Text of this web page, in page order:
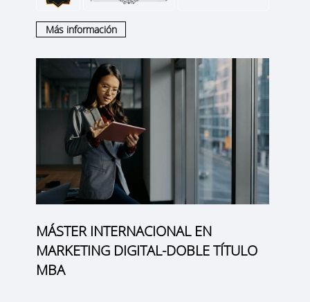
Más información
MÁSTER INTERNACIONAL EN
MARKETING DIGITAL-DOBLE TÍTULO
MBA